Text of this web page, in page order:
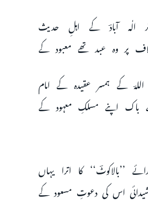
الٰہ آبادؔ کے اہلِ حدیث
پر وہ عبد تھے معبود کے
کے ہمسر عقیدہ کے امام
باک اپنے مسلکِ معہود کے
’’بالاکوٹؔ‘‘ کا اترا یہاں
اس کی دعوتِ مسعود کے